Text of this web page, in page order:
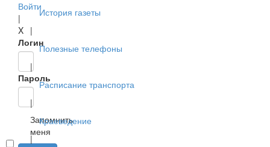
Войти
|
X
Логин
Пароль
Запомнить
меня
История газеты
|
Полезные телефоны
|
Расписание транспорта
|
Краеведение
|